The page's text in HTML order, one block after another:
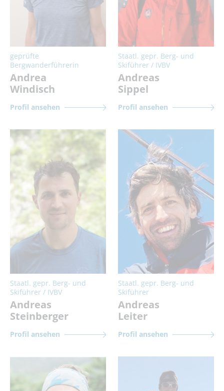
geprüfte
Bergwanderführerin
Andrea
Windisch
Profil ansehen
Staatl. gepr. Berg- und
Skiführer / IVBV
Andreas
Sippel
Profil ansehen
Staatl. gepr. Berg- und
Skiführer / IVBV
Andreas
Steinberger
Profil ansehen
Staatl. gepr. Berg- und
Skiführer
Andreas
Leiter
Profil ansehen